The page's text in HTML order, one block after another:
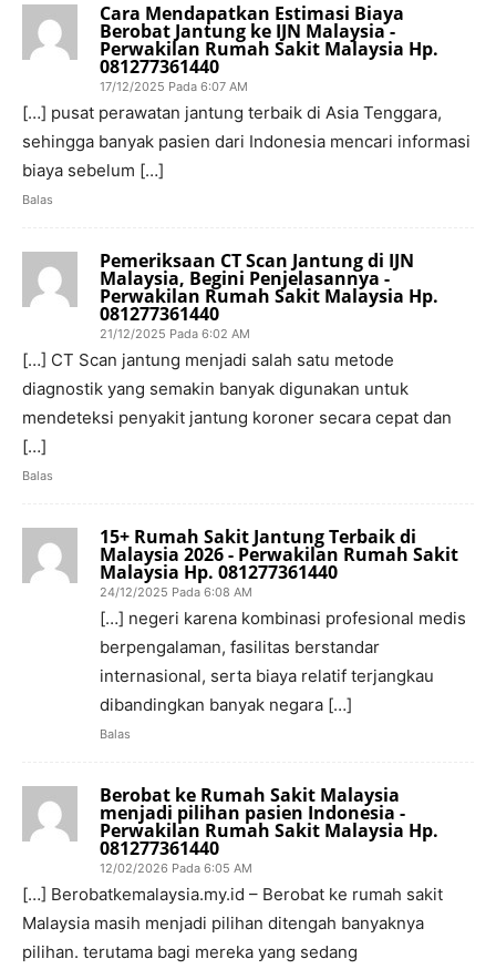
Cara Mendapatkan Estimasi Biaya
Berobat Jantung ke IJN Malaysia -
Perwakilan Rumah Sakit Malaysia Hp.
081277361440
17/12/2025 Pada 6:07 AM
[…] pusat perawatan jantung terbaik di Asia Tenggara,
sehingga banyak pasien dari Indonesia mencari informasi
biaya sebelum […]
Balas
Pemeriksaan CT Scan Jantung di IJN
Malaysia, Begini Penjelasannya -
Perwakilan Rumah Sakit Malaysia Hp.
081277361440
21/12/2025 Pada 6:02 AM
[…] CT Scan jantung menjadi salah satu metode
diagnostik yang semakin banyak digunakan untuk
mendeteksi penyakit jantung koroner secara cepat dan
[…]
Balas
15+ Rumah Sakit Jantung Terbaik di
Malaysia 2026 - Perwakilan Rumah Sakit
Malaysia Hp. 081277361440
24/12/2025 Pada 6:08 AM
[…] negeri karena kombinasi profesional medis
berpengalaman, fasilitas berstandar
internasional, serta biaya relatif terjangkau
dibandingkan banyak negara […]
Balas
Berobat ke Rumah Sakit Malaysia
menjadi pilihan pasien Indonesia -
Perwakilan Rumah Sakit Malaysia Hp.
081277361440
12/02/2026 Pada 6:05 AM
[…] Berobatkemalaysia.my.id – Berobat ke rumah sakit
Malaysia masih menjadi pilihan ditengah banyaknya
pilihan. terutama bagi mereka yang sedang